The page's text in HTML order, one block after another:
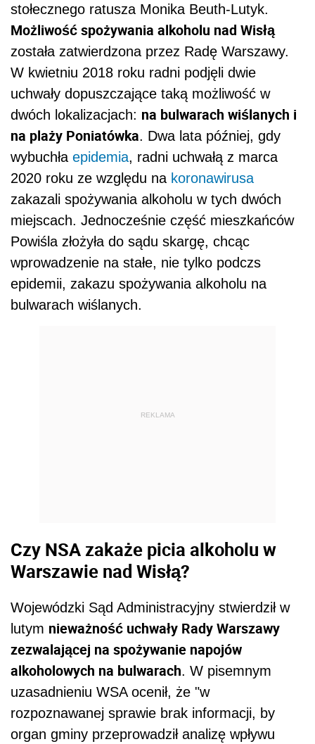
stołecznego ratusza Monika Beuth-Lutyk.
Możliwość spożywania alkoholu nad Wisłą
została zatwierdzona przez Radę Warszawy.
W kwietniu 2018 roku radni podjęli dwie
uchwały dopuszczające taką możliwość w
dwóch lokalizacjach: na bulwarach wiślanych i
na plaży Poniatówka. Dwa lata później, gdy
wybuchła epidemia, radni uchwałą z marca
2020 roku ze względu na koronawirusa
zakazali spożywania alkoholu w tych dwóch
miejscach. Jednocześnie część mieszkańców
Powiśla złożyła do sądu skargę, chcąc
wprowadzenie na stałe, nie tylko podczs
epidemii, zakazu spożywania alkoholu na
bulwarach wiślanych.
REKLAMA
Czy NSA zakaże picia alkoholu w
Warszawie nad Wisłą?
Wojewódzki Sąd Administracyjny stwierdził w
lutym nieważność uchwały Rady Warszawy
zezwalającej na spożywanie napojów
alkoholowych na bulwarach. W pisemnym
uzasadnieniu WSA ocenił, że "w
rozpoznawanej sprawie brak informacji, by
organ gminy przeprowadził analizę wpływu